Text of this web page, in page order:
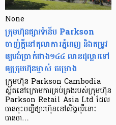
None
ក្រុមហ៊ុនផ្សារទំនើប Parkson
ចាញ់ក្ដីនៅតុលាការភ្នំពេញ និងតម្រូវ
ឲ្យបង់ប្រាក់ជាង១៤៤ លានដុល្លារទៅ
ឲ្យក្រុមហ៊ុនម្ចាស់ គម្រោង
ក្រុមហ៊ុន Parkson Cambodia
ស្ថិតនៅក្រោមការគ្រប់គ្រងរបស់ក្រុមហ៊ុន
Parkson Retail Asia Ltd ដែល
បានចុះបញ្ចីផ្សារហ៊ុននៅសិង្ហបុរីនោះ
បានចា…